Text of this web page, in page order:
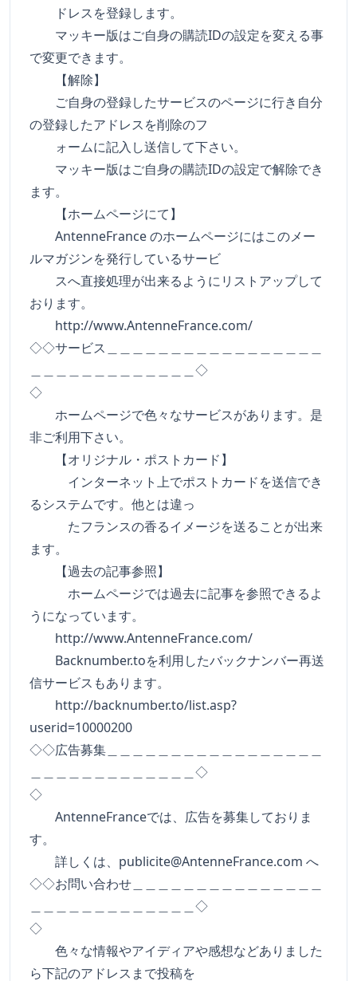
ドレスを登録します。
マッキー版はご自身の購読IDの設定を変える事
で変更できます。
【解除】
ご自身の登録したサービスのページに行き自分
の登録したアドレスを削除のフ
ォームに記入し送信して下さい。
マッキー版はご自身の購読IDの設定で解除でき
ます。
【ホームページにて】
AntenneFrance のホームページにはこのメー
ルマガジンを発行しているサービ
スへ直接処理が出来るようにリストアップして
おります。
http://www.AntenneFrance.com/
◇◇サービス＿＿＿＿＿＿＿＿＿＿＿＿＿＿＿＿＿
＿＿＿＿＿＿＿＿＿＿＿＿＿◇
◇
ホームページで色々なサービスがあります。是
非ご利用下さい。
【オリジナル・ポストカード】
インターネット上でポストカードを送信でき
るシステムです。他とは違っ
たフランスの香るイメージを送ることが出来
ます。
【過去の記事参照】
ホームページでは過去に記事を参照できるよ
うになっています。
http://www.AntenneFrance.com/
Backnumber.toを利用したバックナンバー再送
信サービスもあります。
http://backnumber.to/list.asp?
userid=10000200
◇◇広告募集＿＿＿＿＿＿＿＿＿＿＿＿＿＿＿＿＿
＿＿＿＿＿＿＿＿＿＿＿＿＿◇
◇
AntenneFranceでは、広告を募集しておりま
す。
詳しくは、 publicite@AntenneFrance.com へ
◇◇お問い合わせ＿＿＿＿＿＿＿＿＿＿＿＿＿＿＿
＿＿＿＿＿＿＿＿＿＿＿＿＿◇
◇
色々な情報やアイディアや感想などありました
ら下記のアドレスまで投稿を